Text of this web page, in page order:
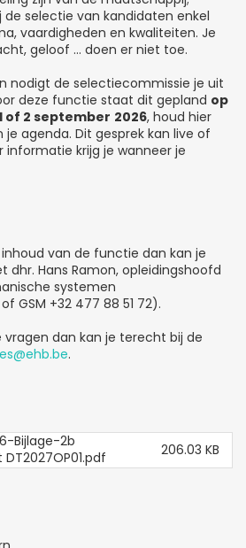
selectie van kandidaten enkel
vaardigheden en kwaliteiten. Je
geloof … doen er niet toe.
nodigt de selectiecommissie je uit
deze functie staat dit gepland op
of 2 september 2026, houd hier
agenda. Dit gesprek kan live of
informatie krijg je wanneer je
van de functie dan kan je
Hans Ramon, opleidingshoofd
systemen
of GSM +32 477 88 51 72).
dan kan je terecht bij de
.
Bijlage-2b
206.03 KB